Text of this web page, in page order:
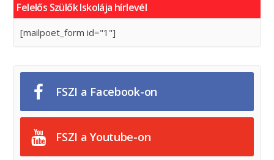
Felelős Szülők Iskolája hírlevél
[mailpoet_form id="1"]
FSZI a Facebook-on
FSZI a Youtube-on